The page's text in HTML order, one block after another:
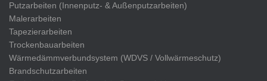
Putzarbeiten (Innenputz- & Außenputzarbeiten)
Malerarbeiten
Tapezierarbeiten
Trockenbauarbeiten
Wärmedämmverbundsystem (WDVS / Vollwärmeschutz)
Brandschutzarbeiten